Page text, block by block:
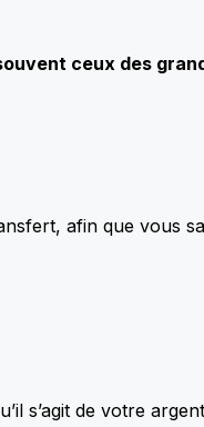
ceux des
afin que vous
s’agit de votre